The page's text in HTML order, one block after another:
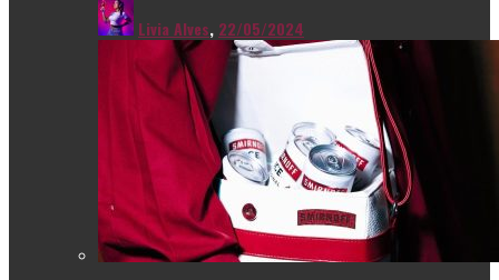
Livia Alves, 22/05/2024